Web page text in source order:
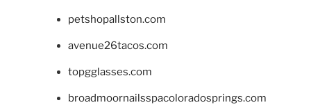
petshopallston.com
avenue26tacos.com
topgglasses.com
broadmoornailsspacoloradosprings.com